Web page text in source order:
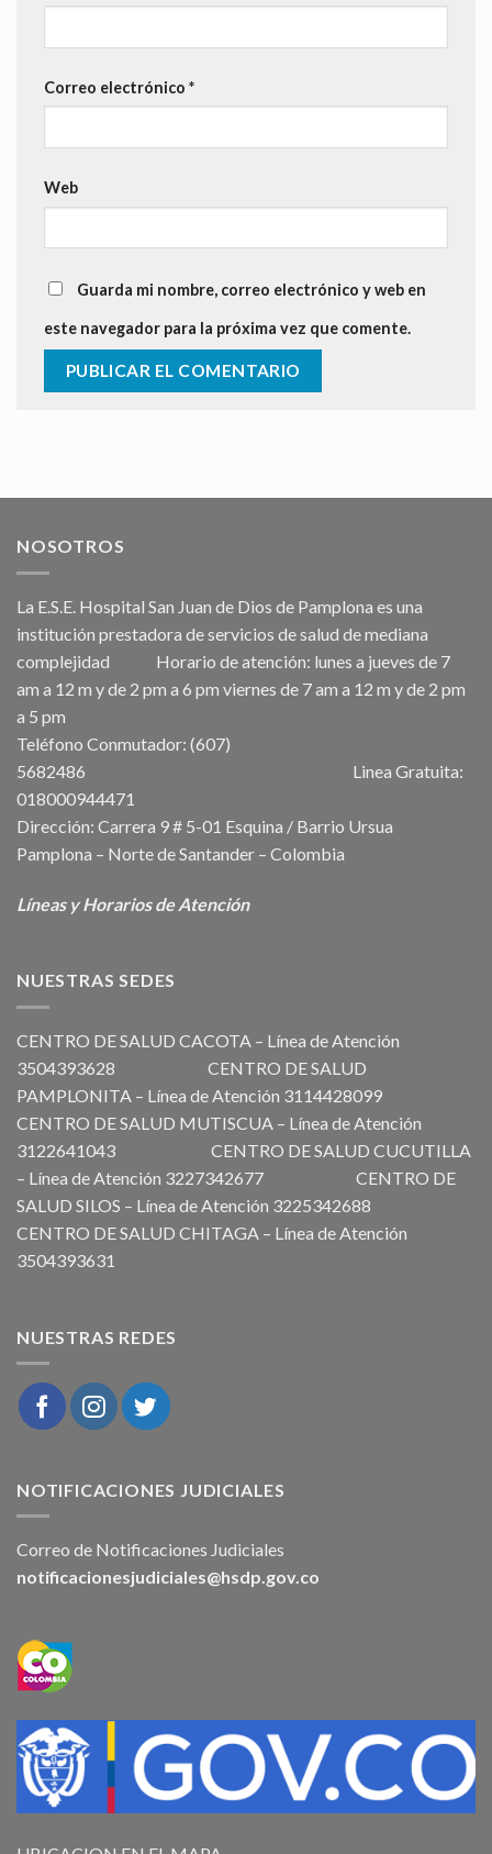
Correo electrónico *
Web
Guarda mi nombre, correo electrónico y web en
este navegador para la próxima vez que comente.
NOSOTROS
La E.S.E. Hospital San Juan de Dios de Pamplona es una
institución prestadora de servicios de salud de mediana
complejidad Horario de atención: lunes a jueves de 7
am a 12 m y de 2 pm a 6 pm viernes de 7 am a 12 m y de 2 pm
a 5 pm
Teléfono Conmutador: (607)
5682486 Linea Gratuita:
018000944471
Dirección: Carrera 9 # 5-01 Esquina / Barrio Ursua
Pamplona – Norte de Santander – Colombia
Líneas y Horarios de Atención
NUESTRAS SEDES
CENTRO DE SALUD CACOTA – Línea de Atención
3504393628 CENTRO DE SALUD
PAMPLONITA – Línea de Atención 3114428099
CENTRO DE SALUD MUTISCUA – Línea de Atención
3122641043 CENTRO DE SALUD CUCUTILLA
– Línea de Atención 3227342677 CENTRO DE
SALUD SILOS – Línea de Atención 3225342688
CENTRO DE SALUD CHITAGA – Línea de Atención
3504393631
NUESTRAS REDES
NOTIFICACIONES JUDICIALES
Correo de Notificaciones Judiciales
notificacionesjudiciales@hsdp.gov.co